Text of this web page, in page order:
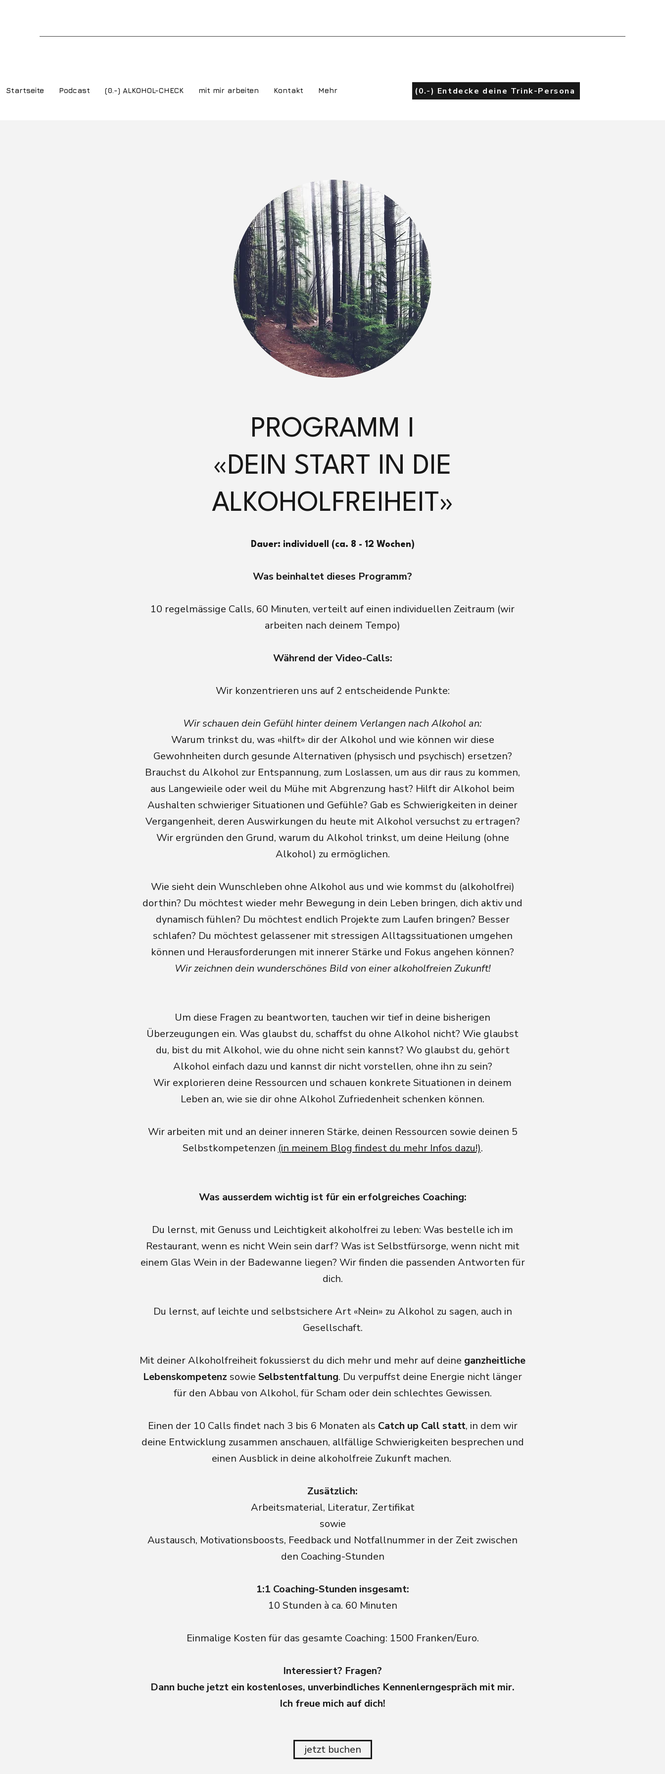
Startseite Podcast (0.-) ALKOHOL-CHECK mit mir arbeiten Kontakt Mehr (0.-) Entdecke deine Trink-Persona
PROGRAMM I
«DEIN START IN DIE
ALKOHOLFREIHEIT»
Dauer: individuell (ca. 8 - 12 Wochen)
Was beinhaltet dieses Programm?
10 regelmässige Calls, 60 Minuten, verteilt auf einen individuellen Zeitraum (wir
arbeiten nach deinem Tempo)
Während der Video-Calls:
Wir konzentrieren uns auf 2 entscheidende Punkte:
Wir schauen dein Gefühl hinter deinem Verlangen nach Alkohol an:
Warum trinkst du, was «hilft» dir der Alkohol und wie können wir diese
Gewohnheiten durch gesunde Alternativen (physisch und psychisch) ersetzen?
Brauchst du Alkohol zur Entspannung, zum Loslassen, um aus dir raus zu kommen,
aus Langewieile oder weil du Mühe mit Abgrenzung hast? Hilft dir Alkohol beim
Aushalten schwieriger Situationen und Gefühle? Gab es Schwierigkeiten in deiner
Vergangenheit, deren Auswirkungen du heute mit Alkohol versuchst zu ertragen?
Wir ergründen den Grund, warum du Alkohol trinkst, um deine Heilung (ohne
Alkohol) zu ermöglichen.
Wie sieht dein Wunschleben ohne Alkohol aus und wie kommst du (alkoholfrei)
dorthin? Du möchtest wieder mehr Bewegung in dein Leben bringen, dich aktiv und
dynamisch fühlen? Du möchtest endlich Projekte zum Laufen bringen? Besser
schlafen? Du möchtest gelassener mit stressigen Alltagssituationen umgehen
können und Herausforderungen mit innerer Stärke und Fokus angehen können?
Wir zeichnen dein wunderschönes Bild von einer alkoholfreien Zukunft!
Um diese Fragen zu beantworten, tauchen wir tief in deine bisherigen
Überzeugungen ein. Was glaubst du, schaffst du ohne Alkohol nicht? Wie glaubst
du, bist du mit Alkohol, wie du ohne nicht sein kannst? Wo glaubst du, gehört
Alkohol einfach dazu und kannst dir nicht vorstellen, ohne ihn zu sein?
Wir explorieren deine Ressourcen und schauen konkrete Situationen in deinem
Leben an, wie sie dir ohne Alkohol Zufriedenheit schenken können.
Wir arbeiten mit und an deiner inneren Stärke, deinen Ressourcen sowie deinen 5
Selbstkompetenzen (in meinem Blog findest du mehr Infos dazu!).
Was ausserdem wichtig ist für ein erfolgreiches Coaching:
Du lernst, mit Genuss und Leichtigkeit alkoholfrei zu leben: Was bestelle ich im
Restaurant, wenn es nicht Wein sein darf? Was ist Selbstfürsorge, wenn nicht mit
einem Glas Wein in der Badewanne liegen? Wir finden die passenden Antworten für
dich.
Du lernst, auf leichte und selbstsichere Art «Nein» zu Alkohol zu sagen, auch in
Gesellschaft.
Mit deiner Alkoholfreiheit fokussierst du dich mehr und mehr auf deine ganzheitliche
Lebenskompetenz sowie Selbstentfaltung. Du verpuffst deine Energie nicht länger
für den Abbau von Alkohol, für Scham oder dein schlechtes Gewissen.
Einen der 10 Calls findet nach 3 bis 6 Monaten als Catch up Call statt, in dem wir
deine Entwicklung zusammen anschauen, allfällige Schwierigkeiten besprechen und
einen Ausblick in deine alkoholfreie Zukunft machen.
Zusätzlich:
Arbeitsmaterial, Literatur, Zertifikat
sowie
Austausch, Motivationsboosts, Feedback und Notfallnummer in der Zeit zwischen
den Coaching-Stunden
1:1 Coaching-Stunden insgesamt:
10 Stunden à ca. 60 Minuten
Einmalige Kosten für das gesamte Coaching: 1500 Franken/Euro.
Interessiert? Fragen?
Dann buche jetzt ein kostenloses, unverbindliches Kennenlerngespräch mit mir.
Ich freue mich auf dich!
jetzt buchen